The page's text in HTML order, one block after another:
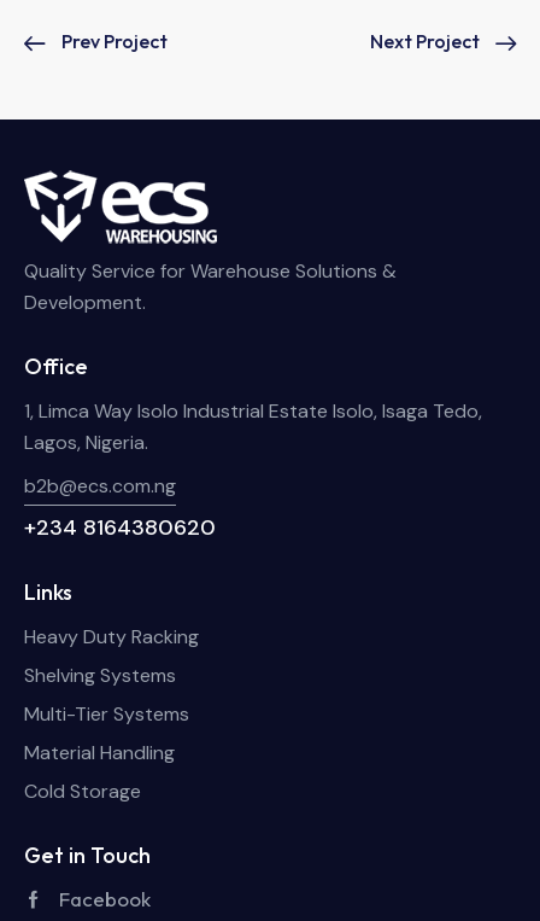
Prev Project Next Project
Quality Service for Warehouse Solutions &
Development.
Office
1, Limca Way Isolo Industrial Estate Isolo, Isaga Tedo,
Lagos, Nigeria.
b2b@ecs.com.ng
+234 8164380620
Links
Heavy Duty Racking
Shelving Systems
Multi-Tier Systems
Material Handling
Cold Storage
Get in Touch
Facebook